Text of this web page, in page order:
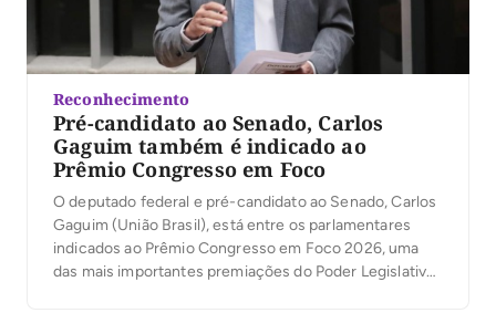
Reconhecimento
Pré-candidato ao Senado, Carlos
Gaguim também é indicado ao
Prêmio Congresso em Foco
O deputado federal e pré-candidato ao Senado, Carlos
Gaguim (União Brasil), está entre os parlamentares
indicados ao Prêmio Congresso em Foco 2026, uma
das mais importantes premiações do Poder Legislativo